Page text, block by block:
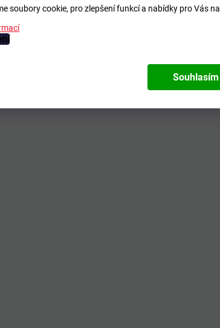
soubory cookie, pro zlepšení funkcí a nabídky pro Vás na
Souhlasím